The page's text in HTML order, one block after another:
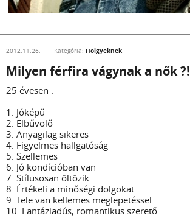
2012.11.26. Kategória: Hölgyeknek
Milyen férfira vágynak a nők ?!
25 évesen :
1. Jóképű
2. Elbűvölő
3. Anyagilag sikeres
4. Figyelmes hallgatóság
5. Szellemes
6. Jó kondícióban van
7. Stílusosan öltözik
8. Értékeli a minőségi dolgokat
9. Tele van kellemes meglepetéssel
10. Fantáziadús, romantikus szerető